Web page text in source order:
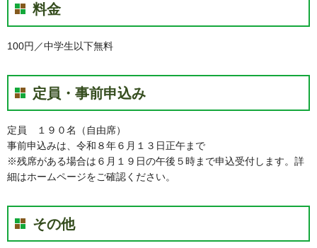
料金
100円／中学生以下無料
定員・事前申込み
定員 １９０名（自由席）
事前申込みは、令和８年６月１３日正午まで
※残席がある場合は６月１９日の午後５時まで申込受付します。詳
細はホームページをご確認ください。
その他